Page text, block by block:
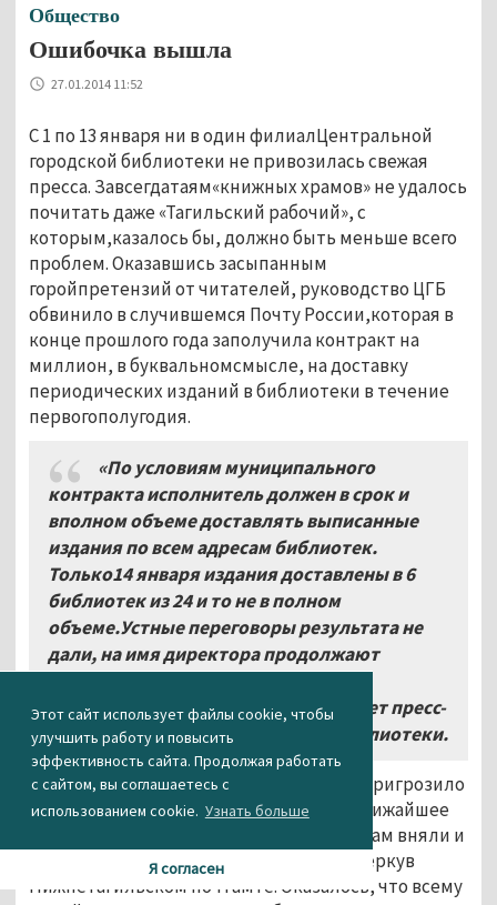
Этот сайт использует файлы cookie, чтобы
улучшить работу и повысить
эффективность сайта. Продолжая работать
с сайтом, вы соглашаетесь с
использованием cookie. Узнать больше
Я согласен
Общество
Ошибочка вышла
27.01.2014 11:52
С 1 по 13 января ни в один филиалЦентральной
городской библиотеки не привозилась свежая
пресса. Завсегдатаям«книжных храмов» не удалось
почитать даже «Тагильский рабочий», с
которым,казалось бы, должно быть меньше всего
проблем. Оказавшись засыпанным
горойпретензий от читателей, руководство ЦГБ
обвинило в случившемся Почту России,которая в
конце прошлого года заполучила контракт на
миллион, в буквальномсмысле, на доставку
периодических изданий в библиотеки в течение
первогополугодия.
«По условиям муниципального
контракта исполнитель должен в срок и
вполном объеме доставлять выписанные
издания по всем адресам библиотек.
Только14 января издания доставлены в 6
библиотек из 24 и то не в полном
объеме.Устные переговоры результата не
дали, на имя директора продолжают
заведующих филиалами», – сообщает пресс-
служба Центральнойгородской библиотеки.
В этом же сообщении руководствоЦГБ пригрозило
Почте России судом, если ситуация в ближайшее
время неисправится. Почтальоны угрозам вняли и
в тот же день провели служебную проверкув
Нижнетагильском почтамте. Оказалось, что всему